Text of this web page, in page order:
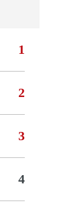
1
2
3
4